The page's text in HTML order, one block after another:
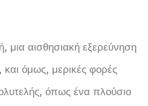
μια αισθησιακή εξερεύνηση
και όμως, μερικές φορές
όπως ένα πλούσιο